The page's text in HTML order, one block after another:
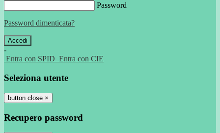
Password
Password dimenticata?
-
Entra con SPID Entra con CIE
Seleziona utente
button close ×
Recupero password